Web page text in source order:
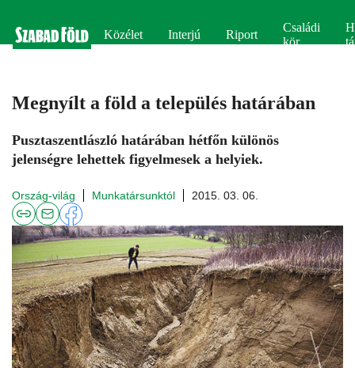
Közélet Interjú Riport
Családi
kör
Megnyílt a föld a település határában
Pusztaszentlászló határában hétfőn különös
jelenségre lehettek figyelmesek a helyiek.
Ország-világ Munkatársunktól 2015. 03. 06.